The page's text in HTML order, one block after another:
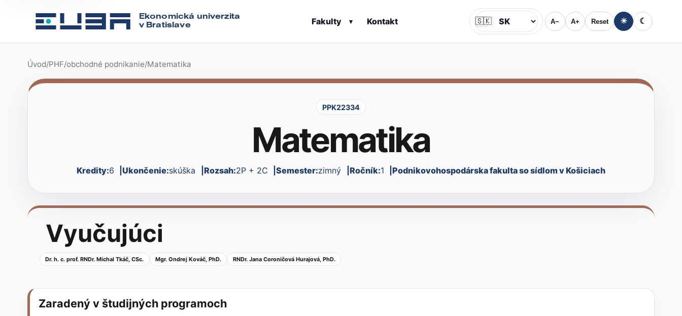
Ekonomická univerzita
v Bratislave
Fakulty ▾ Kontakt Jazyk
🇸🇰 A− A+ Reset ☀ ☾
Úvod/PHF/obchodné podnikanie/Matematika
PPK22334
Matematika
Kredity:6 Ukončenie:skúška Rozsah:2P + 2C Semester:zimný Ročník:1 Podnikovohospodárska fakulta so sídlom v Košiciach
Vyučujúci
Dr. h. c. prof. RNDr. Michal Tkáč, CSc. Mgr. Ondrej Kováč, PhD. RNDr. Jana Coroničová Hurajová, PhD.
Zaradený v študijných programoch